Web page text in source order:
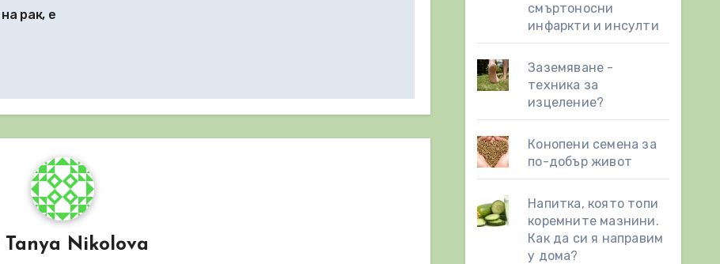
рак, е
Tanya Nikolova
смъртоносни
инфаркти и инсулти
Заземяване -
техника за
изцеление?
Конопени семена за
по-добър живот
Напитка, която топи
коремните мазнини.
Как да си я направим
у дома?